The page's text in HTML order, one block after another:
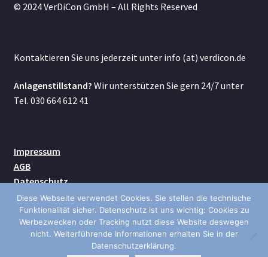
© 2024 VerDiCon GmbH – All Rights Reserved
Kontaktieren Sie uns jederzeit unter info (at) verdicon.de
Anlagenstillstand? Wir unterstützen Sie gern 24/7 unter
Tel. 030 664 612 41
Impressum
AGB
Datenschutz
Kontakt
Versand
Diese Webseite verwendet Cookies. Sie stellen die technische
Funktionalität sicher. Datenschutz ist uns wichtig: Cookies zu
Werbezwecken oder Tracking nutzt diese Website deswegen
nicht. Weiterführende Informationen erhalten Sie in der
Datenschutzerklärung.